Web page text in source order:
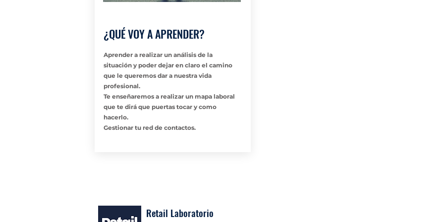
¿QUÉ VOY A APRENDER?
Aprender a realizar un análisis de la
situación y poder dejar en claro el camino
que le queremos dar a nuestra vida
profesional.
Te enseñaremos a realizar un mapa laboral
que te dirá que puertas tocar y como
hacerlo.
Gestionar tu red de contactos.
Retail Laboratorio